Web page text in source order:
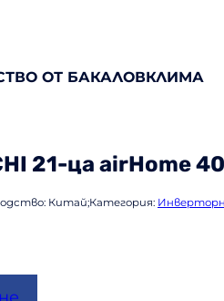
ОТ БАКАЛОВКЛИМА
21-ца airHome
Китай;Категория: